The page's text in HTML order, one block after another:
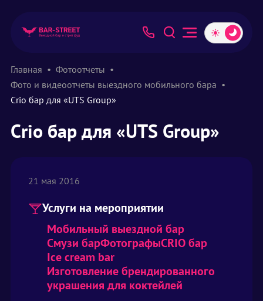
Главная
Фотоотчеты
Фото и видеоотчеты выездного мобильного бара
Crio бар для «UTS Group»
Crio бар для «UTS Group»
21 мая 2016
Услуги на мероприятии
Мобильный выездной бар
Смузи барФотографыCRIO бар
Ice cream bar
Изготовление брендированного
украшения для коктейлей